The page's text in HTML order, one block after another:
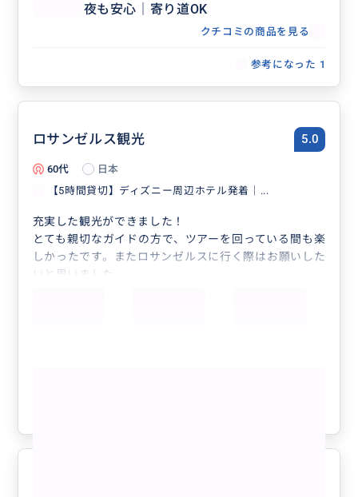
夜も安心｜寄り道OK
クチコミの商品を見る
参考になった 1
ロサンゼルス観光 5.0
60代
日本
【5時間貸切】ディズニー周辺ホテル発着｜...
充実した観光ができました！
とても親切なガイドの方で、ツアーを回っている間も楽
しかったです。またロサンゼルスに行く際はお願いした
いと思いました。